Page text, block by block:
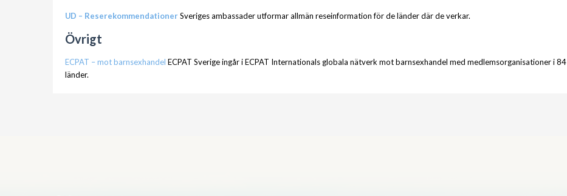
UD – ReserekommendationerSveriges ambassader utformar allmän reseinformation för de länder där de verkar.
Övrigt
ECPAT – mot barnsexhandel ECPAT Sverige ingår i ECPAT Internationals globala nätverk mot barnsexhandel med medlemsorganisationer i 84
länder.